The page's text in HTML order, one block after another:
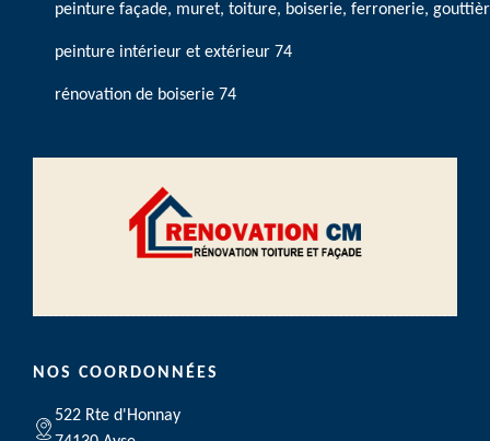
peinture façade, muret, toiture, boiserie, ferronerie,
peinture intérieur et extérieur 74
rénovation de boiserie 74
NOS COORDONNÉES
522 Rte d'Honnay